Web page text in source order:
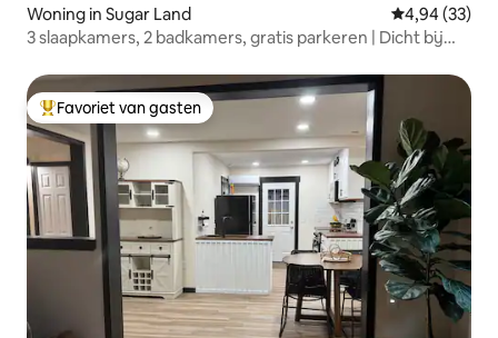
Woning in Sugar Land Gemiddelde
4,94 (33)
3 slaapkamers, 2 badkamers, gratis parkeren | Dicht bij
Topfavoriet van gasten
Favoriet van gasten